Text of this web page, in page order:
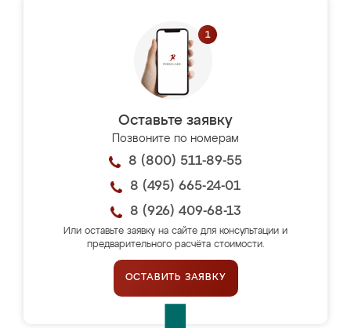
Оставьте заявку
Позвоните по номерам
8 (800) 511-89-55
8 (495) 665-24-01
8 (926) 409-68-13
Или оставьте заявку на сайте для консультации и
предварительного расчёта стоимости.
ОСТАВИТЬ ЗАЯВКУ